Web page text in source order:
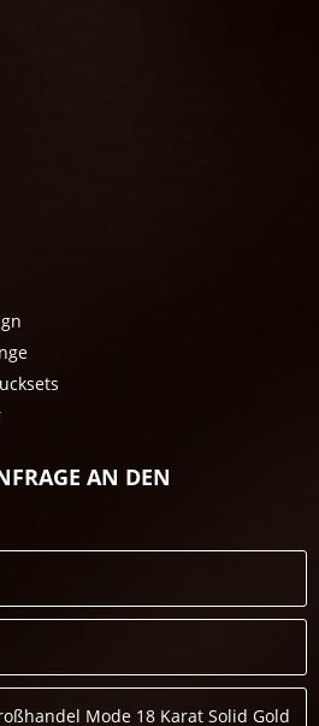
AN DEN